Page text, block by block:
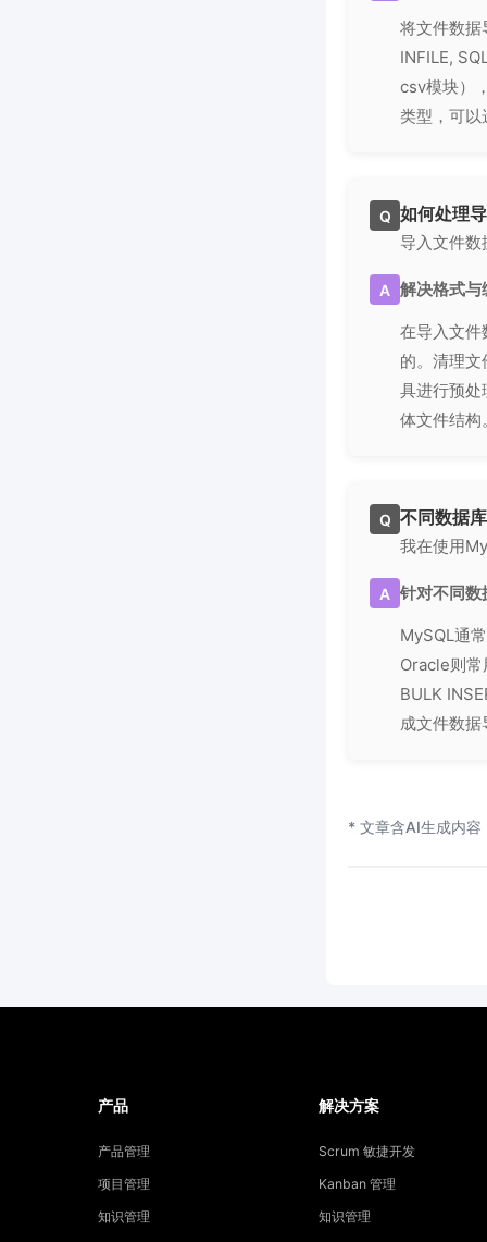
将文件数据
INFILE,
csv模块）
类型，可以
Q 如何处理
导入文件数
A 解决格式与
在导入文
的。清理
具进行预处
体文件结构
Q 不同数据
我在使用
A 针对不同数
MySQL通
Oracle则
BULK
成文件数据
* 文章含AI生成内容
产品
产品管理
项目管理
知识管理
解决方案
Scrum 敏捷开发
Kanban 管理
知识管理